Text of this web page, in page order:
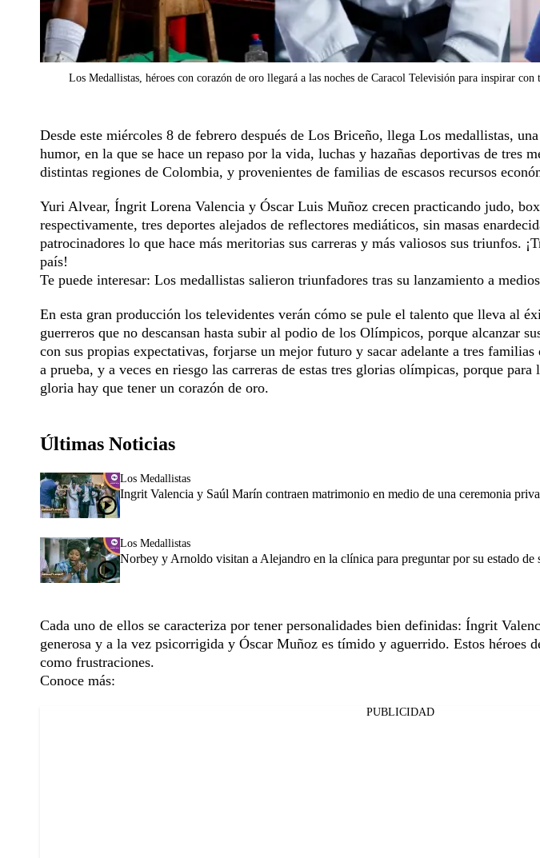
Los Medallistas, héroes con corazón de oro llegará a las noches de Caracol Televisión para inspirar con
Desde este miércoles 8 de febrero después de Los Briceño, llega Los medallistas,
humor, en la que se hace un repaso por la vida, luchas y hazañas deportivas de tres
distintas regiones de Colombia, y provenientes de familias de escasos recursos
Yuri Alvear, Íngrit Lorena Valencia y Óscar Luis Muñoz crecen practicando judo,
respectivamente, tres deportes alejados de reflectores mediáticos, sin masas
patrocinadores lo que hace más meritorias sus carreras y más valiosos sus triunfos.
país!
Te puede interesar: Los medallistas salieron triunfadores tras su lanzamiento a
En esta gran producción los televidentes verán cómo se pule el talento que lleva al
guerreros que no descansan hasta subir al podio de los Olímpicos, porque alcanzar
con sus propias expectativas, forjarse un mejor futuro y sacar adelante a tres
a prueba, y a veces en riesgo las carreras de estas tres glorias olímpicas, porque
gloria hay que tener un corazón de oro.
Últimas Noticias
Los Medallistas
Ingrit Valencia y Saúl Marín contraen matrimonio en medio de una ceremonia
Los Medallistas
Norbey y Arnoldo visitan a Alejandro en la clínica para preguntar por su estado de
Cada uno de ellos se caracteriza por tener personalidades bien definidas: Íngrit
generosa y a la vez psicorrigida y Óscar Muñoz es tímido y aguerrido. Estos héroes
como frustraciones.
Conoce más:
PUBLICIDAD